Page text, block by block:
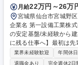
月給22万円～26万
宮城県仙台市宮城野区
企業名 第一設備工業株式会社 求人名 東北【施工管理】清水建
の安定基盤/未経験から建築のプロになれ
に残る仕事へ】最初は
ただきます。将来は誰
ータルに管理する「司令塔」へと成
業界未経験歓迎 年間休
退職金あり
完全週休2日